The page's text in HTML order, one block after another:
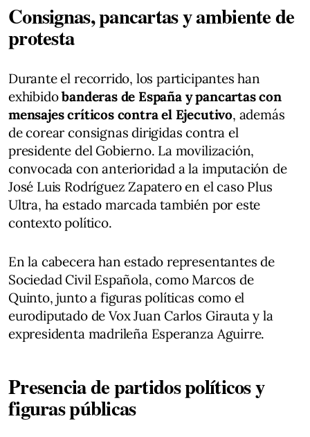
Consignas, pancartas y ambiente de
protesta
Durante el recorrido, los participantes han
exhibidobanderas de España y pancartas con
mensajes críticos contra el Ejecutivo, además
de corear consignas dirigidas contra el
presidente del Gobierno. La movilización,
convocada con anterioridad a la imputación de
José Luis Rodríguez Zapatero en el caso Plus
Ultra, ha estado marcada también por este
contexto político.
En la cabecera han estado representantes de
Sociedad Civil Española, como Marcos de
Quinto, junto a figuras políticas como el
eurodiputado de Vox Juan Carlos Girauta y la
expresidenta madrileña Esperanza Aguirre.
Presencia de partidos políticos y
figuras públicas